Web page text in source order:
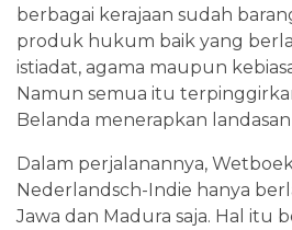
berbagai kerajaan sudah
produk hukum baik yang
istiadat, agama maupun
Namun semua itu
Belanda menerapkan
Dalam perjalanannya,
Nederlandsch-Indie hanya
Jawa dan Madura saja. Hal itu